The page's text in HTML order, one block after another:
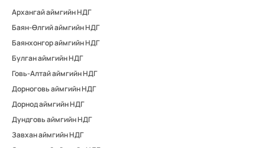
Архангай аймгийн НДГ
Баян-Өлгий аймгийн НДГ
Баянхонгор аймгийн НДГ
Булган аймгийн НДГ
Говь-Алтай аймгийн НДГ
Дорноговь аймгийн НДГ
Дорнод аймгийн НДГ
Дундговь аймгийн НДГ
Завхан аймгийн НДГ